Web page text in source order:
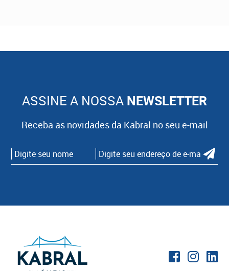
ASSINE A NOSSA NEWSLETTER
Receba as novidades da Kabral no seu e-mail